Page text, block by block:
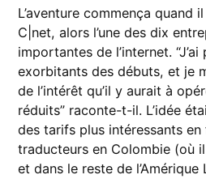
L’aventure commença quand
C|net, alors l’une des dix
importantes de l’internet.
exorbitants des débuts, et je
de l’intérêt qu’il y aurait à
réduits” raconte-t-il. L’idée
des tarifs plus intéressants
traducteurs en Colombie (où
et dans le reste de l’Amérique